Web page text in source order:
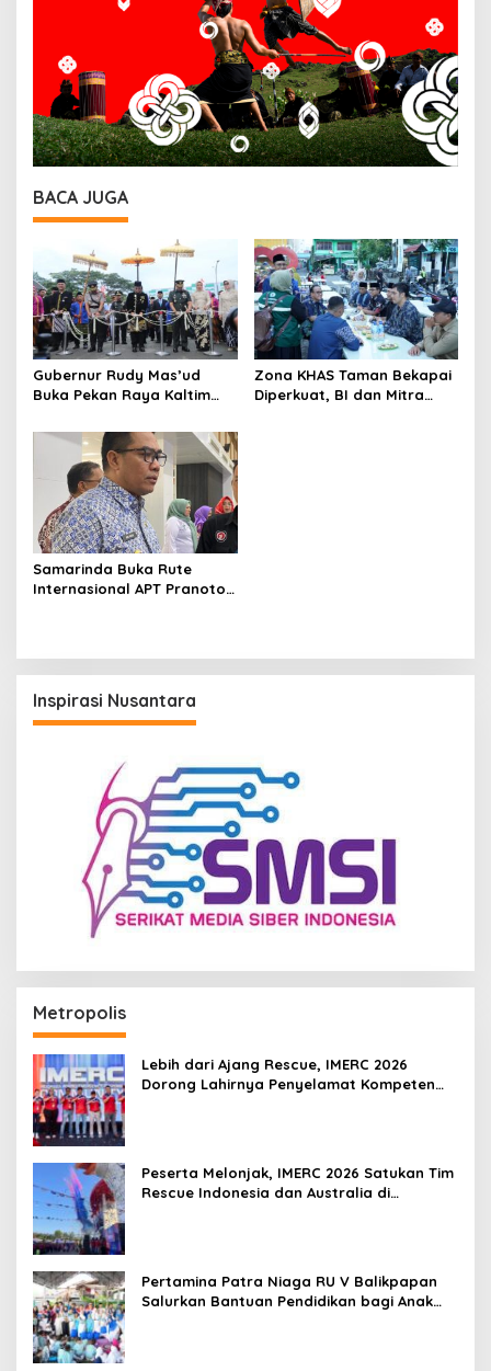
BACA JUGA
Gubernur Rudy Mas’ud
Buka Pekan Raya Kaltim
Lokal Jadi Fokus
Zona KHAS Taman Bekapai
Diperkuat, BI dan Mitra
Samarinda Buka Rute
Internasional APT Pranoto
Inspirasi Nusantara
Metropolis
Lebih dari Ajang Rescue, IMERC 2026
Dorong Lahirnya Penyelamat Kompeten
Peserta Melonjak, IMERC 2026 Satukan Tim
Rescue Indonesia dan Australia di
Pertamina Patra Niaga RU V Balikpapan
Salurkan Bantuan Pendidikan bagi Anak